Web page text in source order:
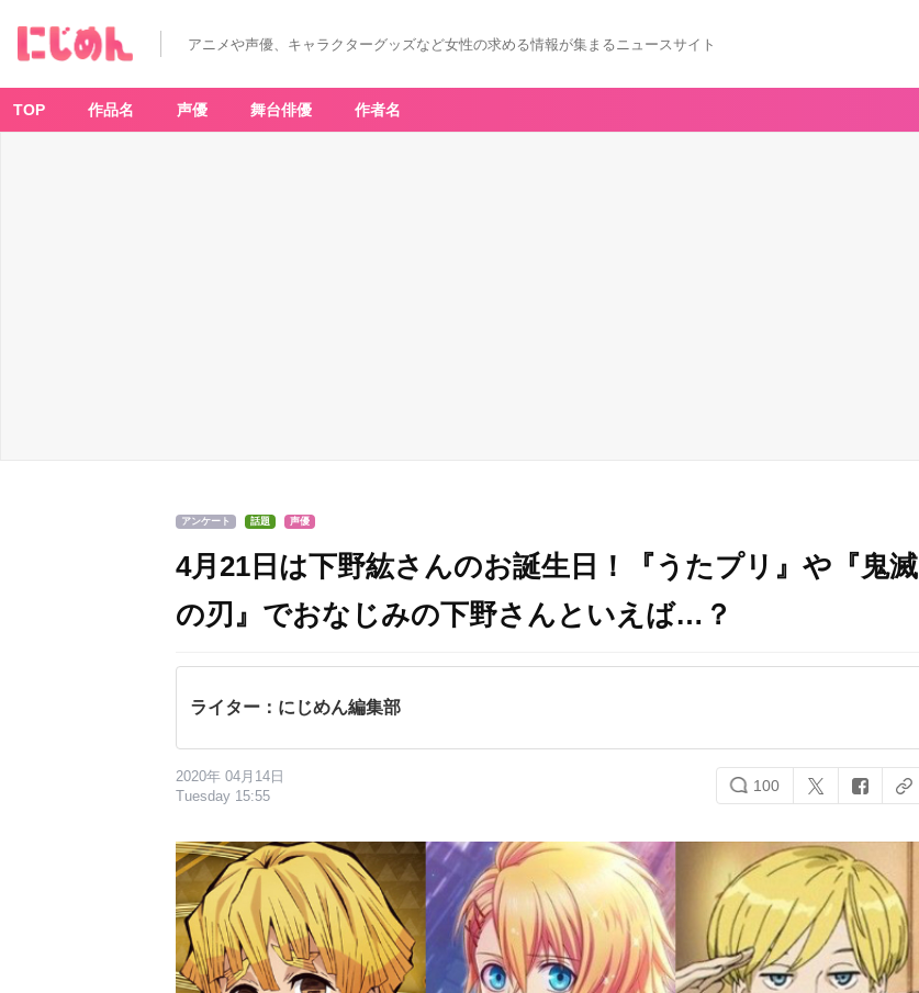
アニメや声優、キャラクターグッズなど女性の求める情報が集まるニュースサイト
TOP 作品名 声優 舞台俳優 作者名
アンケート 話題 声優
4月21日は下野紘さんのお誕生日！『うたプリ』や『鬼滅
の刃』でおなじみの下野さんといえば…？
ライター：にじめん編集部
2020年 04月14日
Tuesday 15:55
100